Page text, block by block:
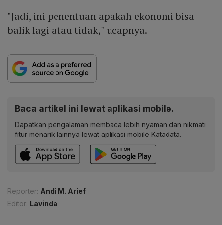
"Jadi, ini penentuan apakah ekonomi bisa
balik lagi atau tidak," ucapnya.
Baca artikel ini lewat aplikasi mobile.
Dapatkan pengalaman membaca lebih nyaman dan nikmati
fitur menarik lainnya lewat aplikasi mobile Katadata.
Reporter: Andi M. Arief
Editor: Lavinda